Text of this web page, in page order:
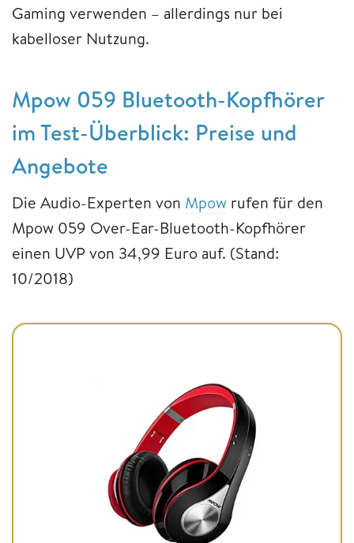
Gaming verwenden – allerdings nur bei
kabelloser Nutzung.
Mpow 059 Bluetooth-Kopfhörer
im Test-Überblick: Preise und
Angebote
Die Audio-Experten von Mpow rufen für den
Mpow 059 Over-Ear-Bluetooth-Kopfhörer
einen UVP von 34,99 Euro auf. (Stand:
10/2018)